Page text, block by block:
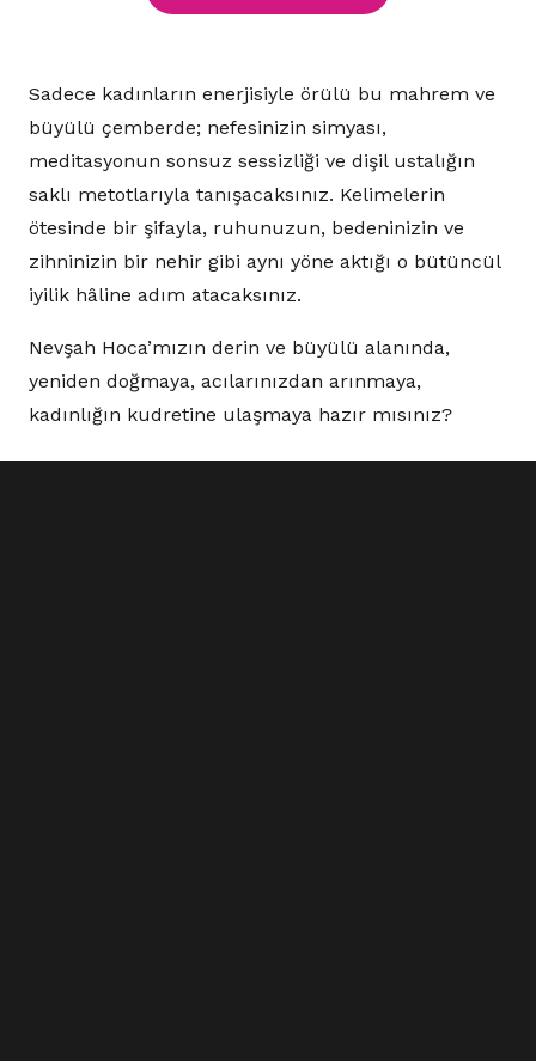
Sadece kadınların enerjisiyle örülü bu mahrem ve
büyülü çemberde; nefesinizin simyası,
meditasyonun sonsuz sessizliği ve dişil ustalığın
saklı metotlarıyla tanışacaksınız. Kelimelerin
ötesinde bir şifayla, ruhunuzun, bedeninizin ve
zihninizin bir nehir gibi aynı yöne aktığı o bütüncül
iyilik hâline adım atacaksınız.
Nevşah Hoca’mızın derin ve büyülü alanında,
yeniden doğmaya, acılarınızdan arınmaya,
kadınlığın kudretine ulaşmaya hazır mısınız?